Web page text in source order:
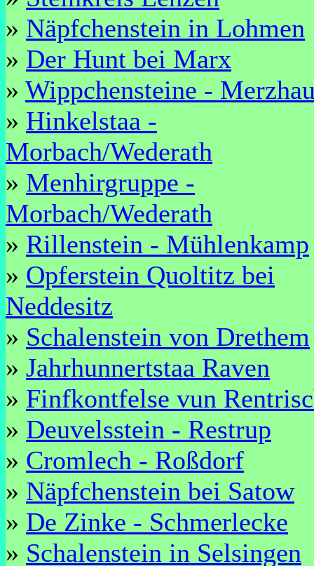
» Näpfchenstein in Lohmen
» Der Hunt bei Marx
» Wippchensteine -
» Hinkelstaa -
Morbach/Wederath
» Menhirgruppe -
Morbach/Wederath
» Rillenstein - Mühlenkamp
» Opferstein Quoltitz bei
Neddesitz
» Schalenstein von Drethem
» Jahrhunnertstaa Raven
» Finfkontfelse vun
» Deuvelsstein - Restrup
» Cromlech - Roßdorf
» Näpfchenstein bei Satow
» De Zinke - Schmerlecke
» Schalenstein in Selsingen